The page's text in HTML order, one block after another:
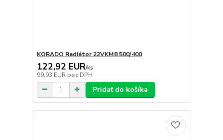
KORADO Radiátor 22VKM8 500/400
122,92 EUR/ks
99,93 EUR bez DPH
Pridať do košíka